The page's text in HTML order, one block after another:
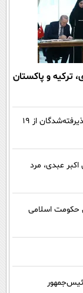
ترکیه و پاکستان
نتایج آزمون مدارس سمپاد اعلام شد/ ثبت‌نام پذیرفته‌شدگان از ۱۹
عبدی، مرد
حکومت اسلامی